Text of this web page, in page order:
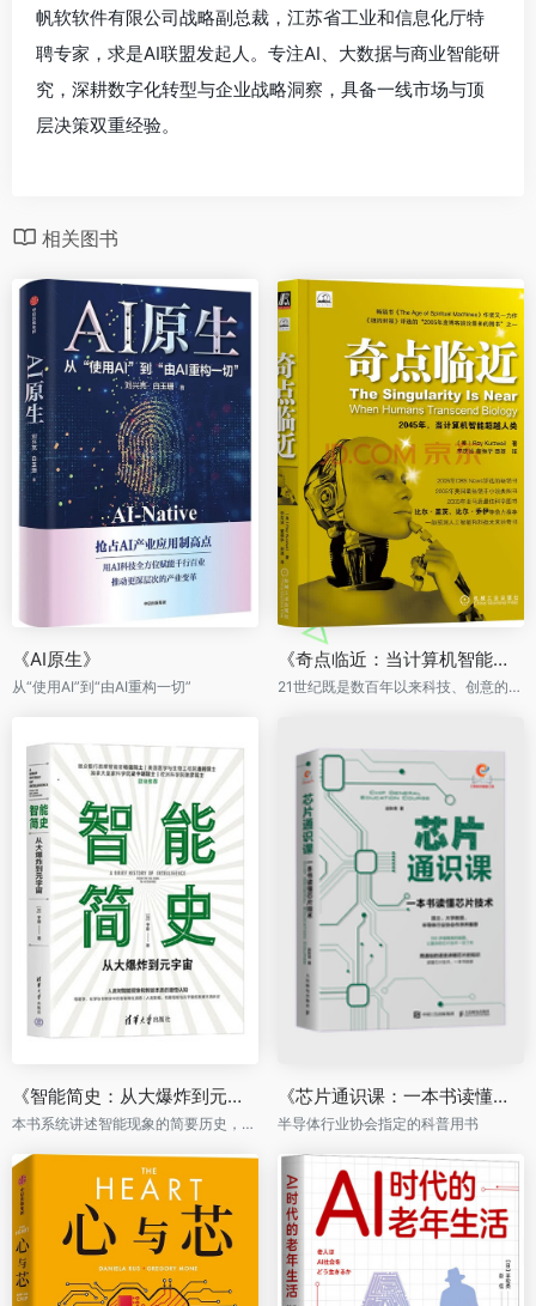
帆软软件有限公司战略副总裁，江苏省工业和信息化厅特
聘专家，求是AI联盟发起人。专注AI、大数据与商业智能研
究，深耕数字化转型与企业战略洞察，具备一线市场与顶
层决策双重经验。
相关图书
《AI原生》
从“使用AI”到“由AI重构一切”
《奇点临近：当计算机智能超越人类》
21世纪既是数百年以来科技、创意的顶点，又是对人类终极命运真挚的愿景。
《智能简史：从大爆炸到元宇宙》
本书系统讲述智能现象的简要历史，论述范围涉及宇宙中不同的事物
《芯片通识课：一本书读懂芯片技术》
半导体行业协会指定的科普用书